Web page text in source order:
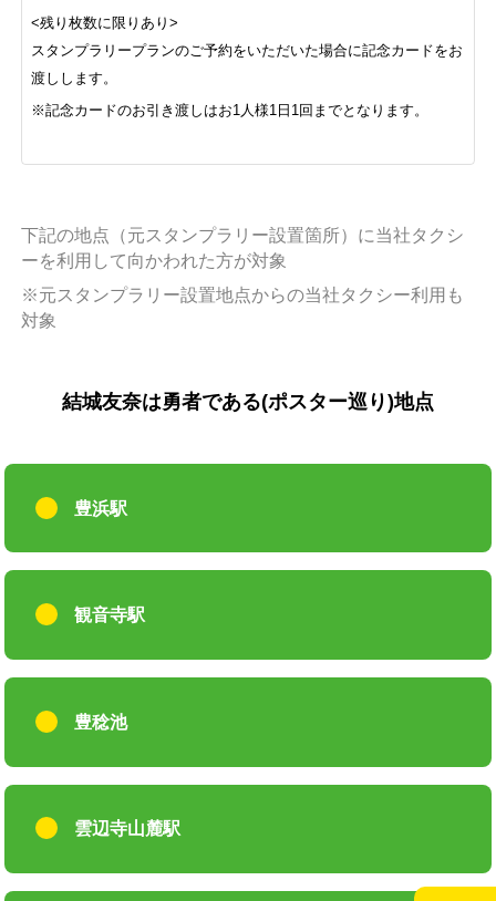
<残り枚数に限りあり>
スタンプラリープランのご予約をいただいた場合に記念カードをお
渡しします。
※記念カードのお引き渡しはお1人様1日1回までとなります。
下記の地点（元スタンプラリー設置箇所）に当社タクシ
ーを利用して向かわれた方が対象
※元スタンプラリー設置地点からの当社タクシー利用も
対象
結城友奈は勇者である(ポスター巡り)地点
豊浜駅
観音寺駅
豊稔池
雲辺寺山麓駅